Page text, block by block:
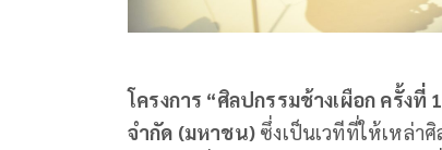
โครงการ “ศิลปกรรมช้างเผือก ครั้งที่
จำกัด (มหาชน) ซึ่งเป็นเวทีที่ให้เหล่า